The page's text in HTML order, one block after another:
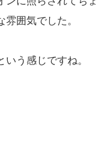
囲気でした。
う感じですね。